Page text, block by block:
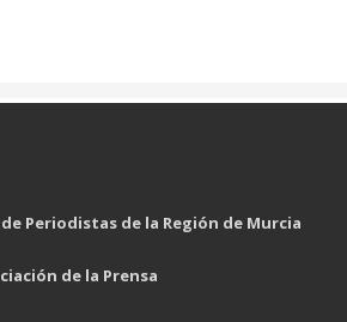
Periodistas de la Región de Murcia
de la Prensa